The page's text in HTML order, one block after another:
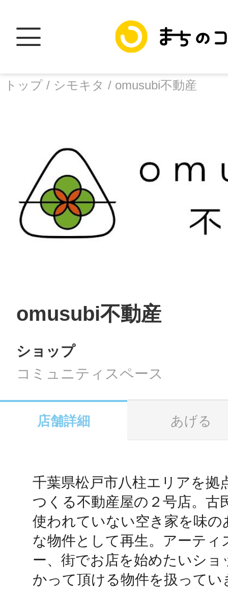
トップ / シモキタ / omusubi不動産
X
SMS
メール
URLをコピー
omusubi不動産
ショップ
コミュニティスペース
店舗詳細 あげる
千葉県松戸市八柱エリアを拠
つくる不動産屋の２号店。古
使われていない空き家を味の
な物件として再生。アーテ
ー、街でお店を始めたいシ
かって頂ける物件を扱ってい
加盟スポットに
地域ごとの
智頭
鴻巣
池袋